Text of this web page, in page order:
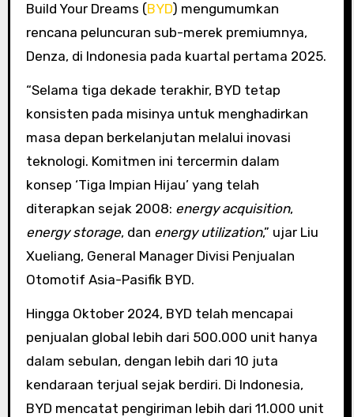
Build Your Dreams (BYD) mengumumkan
rencana peluncuran sub-merek premiumnya,
Denza, di Indonesia pada kuartal pertama 2025.
“Selama tiga dekade terakhir, BYD tetap
konsisten pada misinya untuk menghadirkan
masa depan berkelanjutan melalui inovasi
teknologi. Komitmen ini tercermin dalam
konsep ‘Tiga Impian Hijau’ yang telah
diterapkan sejak 2008: energy acquisition,
energy storage, dan energy utilization,” ujar Liu
Xueliang, General Manager Divisi Penjualan
Otomotif Asia-Pasifik BYD.
Hingga Oktober 2024, BYD telah mencapai
penjualan global lebih dari 500.000 unit hanya
dalam sebulan, dengan lebih dari 10 juta
kendaraan terjual sejak berdiri. Di Indonesia,
BYD mencatat pengiriman lebih dari 11.000 unit